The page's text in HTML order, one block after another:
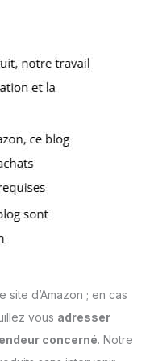
d’Amazon ; en cas
vous adresser
concerné. Notre